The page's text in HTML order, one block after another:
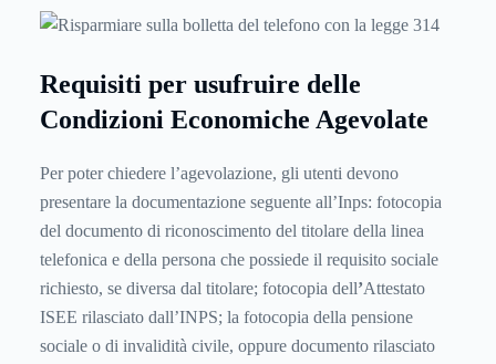
Requisiti per usufruire delle
Condizioni Economiche Agevolate
Per poter chiedere l’agevolazione, gli utenti devono
presentare la documentazione seguente all’Inps: fotocopia
del documento di riconoscimento del titolare della linea
telefonica e della persona che possiede il requisito sociale
richiesto, se diversa dal titolare; fotocopia dell’Attestato
ISEE rilasciato dall’INPS; la fotocopia della pensione
sociale o di invalidità civile, oppure documento rilasciato